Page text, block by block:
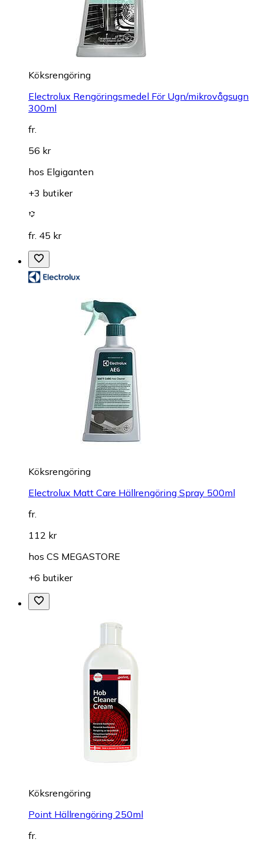
Köksrengöring
Electrolux Rengöringsmedel För Ugn/mikrovågsugn
300ml
fr.
56 kr
hos Elgiganten
+3 butiker
fr. 45 kr
Köksrengöring
Electrolux Matt Care Hällrengöring Spray 500ml
fr.
112 kr
hos CS MEGASTORE
+6 butiker
Köksrengöring
Point Hällrengöring 250ml
fr.